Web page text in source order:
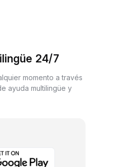
24/7
momento a través
ayuda multilingüe y